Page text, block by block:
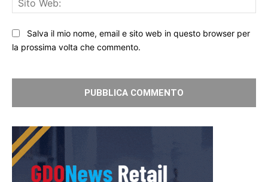
Salva il mio nome, email e sito web in questo browser per
la prossima volta che commento.